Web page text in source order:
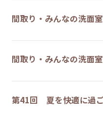
間取り・みんなの洗
間取り・みんなの洗
第41回 夏を快適に過